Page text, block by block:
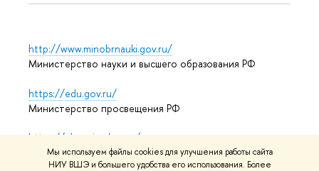
Мы используем файлы cookies для улучшения работы сайта
НИУ ВШЭ и большего удобства его использования. Более
http://www.minobrnauki.gov.ru/
Министерство науки и высшего образования РФ
https://edu.gov.ru/
Министерство просвещения РФ
https://elearning.hse.ru/mooc
Массовые открытые онлайн-курсы